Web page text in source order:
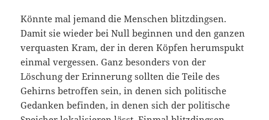
Könnte mal jemand die Menschen blitzdingsen.
Damit sie wieder bei Null beginnen und den ganzen
verquasten Kram, der in deren Köpfen herumspukt
einmal vergessen. Ganz besonders von der
Löschung der Erinnerung sollten die Teile des
Gehirns betroffen sein, in denen sich politische
Gedanken befinden, in denen sich der politische